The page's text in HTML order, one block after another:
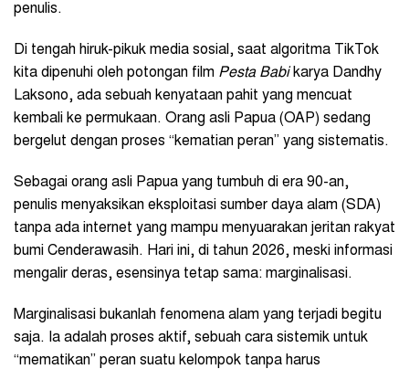
penulis.
Di tengah hiruk-pikuk media sosial, saat algoritma TikTok
kita dipenuhi oleh potongan film Pesta Babikarya Dandhy
Laksono, ada sebuah kenyataan pahit yang mencuat
kembali ke permukaan. Orang asli Papua (OAP) sedang
bergelut dengan proses “kematian peran” yang sistematis.
Sebagai orang asli Papua yang tumbuh di era 90-an,
penulis menyaksikan eksploitasi sumber daya alam (SDA)
tanpa ada internet yang mampu menyuarakan jeritan rakyat
bumi Cenderawasih. Hari ini, di tahun 2026, meski informasi
mengalir deras, esensinya tetap sama: marginalisasi.
Marginalisasi bukanlah fenomena alam yang terjadi begitu
saja. Ia adalah proses aktif, sebuah cara sistemik untuk
“mematikan” peran suatu kelompok tanpa harus